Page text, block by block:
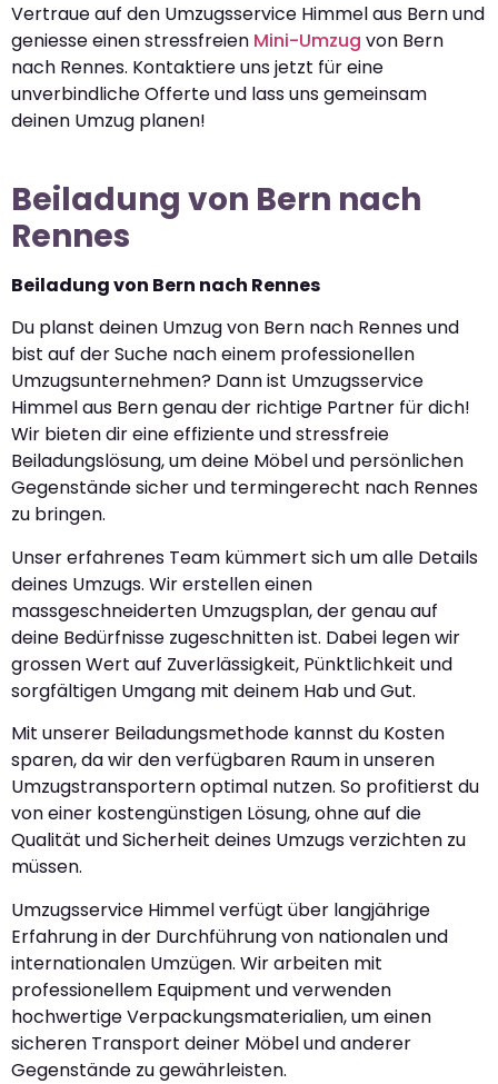
Vertraue auf den Umzugsservice Himmel aus Bern und
geniesse einen stressfreien Mini-Umzug von Bern
nach Rennes. Kontaktiere uns jetzt für eine
unverbindliche Offerte und lass uns gemeinsam
deinen Umzug planen!
Beiladung von Bern nach
Rennes
Beiladung von Bern nach Rennes
Du planst deinen Umzug von Bern nach Rennes und
bist auf der Suche nach einem professionellen
Umzugsunternehmen? Dann ist Umzugsservice
Himmel aus Bern genau der richtige Partner für dich!
Wir bieten dir eine effiziente und stressfreie
Beiladungslösung, um deine Möbel und persönlichen
Gegenstände sicher und termingerecht nach Rennes
zu bringen.
Unser erfahrenes Team kümmert sich um alle Details
deines Umzugs. Wir erstellen einen
massgeschneiderten Umzugsplan, der genau auf
deine Bedürfnisse zugeschnitten ist. Dabei legen wir
grossen Wert auf Zuverlässigkeit, Pünktlichkeit und
sorgfältigen Umgang mit deinem Hab und Gut.
Mit unserer Beiladungsmethode kannst du Kosten
sparen, da wir den verfügbaren Raum in unseren
Umzugstransportern optimal nutzen. So profitierst du
von einer kostengünstigen Lösung, ohne auf die
Qualität und Sicherheit deines Umzugs verzichten zu
müssen.
Umzugsservice Himmel verfügt über langjährige
Erfahrung in der Durchführung von nationalen und
internationalen Umzügen. Wir arbeiten mit
professionellem Equipment und verwenden
hochwertige Verpackungsmaterialien, um einen
sicheren Transport deiner Möbel und anderer
Gegenstände zu gewährleisten.